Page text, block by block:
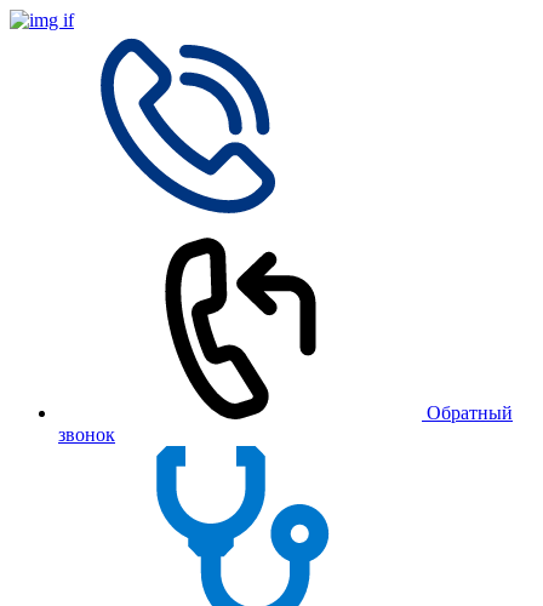
Обратный
звонок